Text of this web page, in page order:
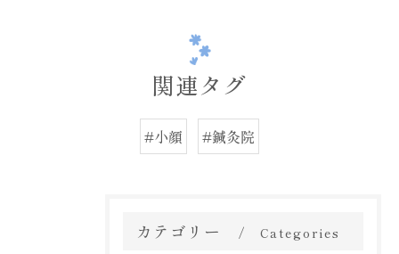
関連タグ
#小顔 #鍼灸院
カテゴリー Categories